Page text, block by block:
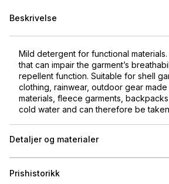
Beskrivelse
Mild detergent for functional
that can impair the garment’s
repellent function. Suitable for shell
clothing, rainwear, outdoor gear
materials, fleece garments,
cold water and can therefore be
Detaljer og materialer
Prishistorikk